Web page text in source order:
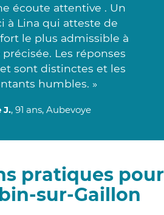
écoute attentive . Un
à Lina qui atteste de
le plus admissible à
Les réponses
sont distinctes et les
humbles. »
J., 91 ans, Aubevoye
pratiques pour
sur-Gaillon